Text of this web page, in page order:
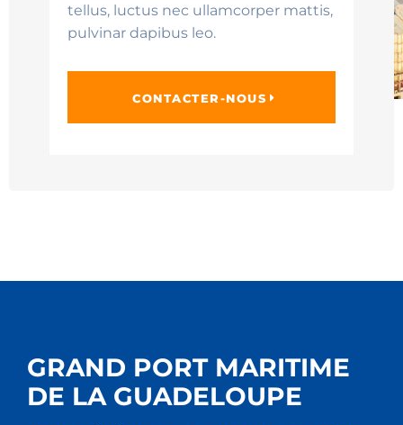
tellus, luctus nec ullamcorper mattis,
pulvinar dapibus leo.
CONTACTER-NOUS
GRAND PORT MARITIME
DE LA GUADELOUPE